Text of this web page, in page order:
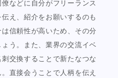
などに自分がフリーランス
え、紹介をお願いするのも
信頼性が高いため、その分
う。また、業界の交流イベ
交換することで新たなつな
直接会うことで人柄を伝え